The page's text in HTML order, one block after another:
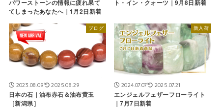
パワーストーンの情報に疲れ果て
てしまったあなたへ｜1月2日新着
ト・イン・クォーツ｜9月8日新着
ブログ
2023.08.09 2025.08.29
日本の石｜油布赤石＆油布黄玉
［新潟県］
新入荷
2024.07.07 2025.07.21
エンジェルフェザーフローライト
｜7月7日新着